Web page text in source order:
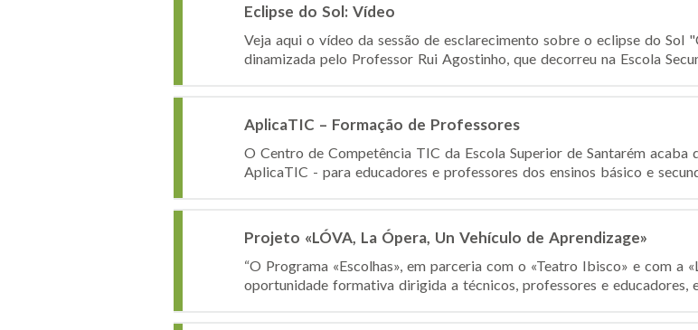
Eclipse do Sol: Vídeo
Veja aqui o vídeo da sessão de esclarecimento sobre o eclipse do Sol
dinamizada pelo Professor Rui Agostinho, que decorreu na Escola
AplicaTIC – Formação de Professores
O Centro de Competência TIC da Escola Superior de Santarém
AplicaTIC - para educadores e professores dos ensinos básico e
Projeto «LÓVA, La Ópera, Un Vehículo de Aprendizage»
“O Programa «Escolhas», em parceria com o «Teatro Ibisco» e com a
oportunidade formativa dirigida a técnicos, professores e educadores,